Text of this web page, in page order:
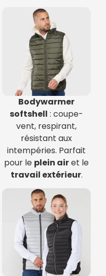
Bodywarmer
softshell : coupe-
vent, respirant,
résistant aux
intempéries. Parfait
pour le plein airet le
travail extérieur.